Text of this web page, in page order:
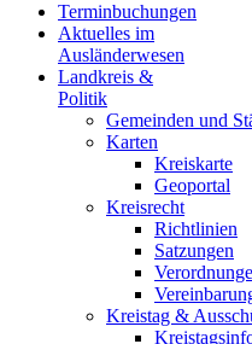
Terminbuchungen
Aktuelles im
Ausländerwesen
Landkreis &
Politik
Gemeinden und
Karten
Kreiskarte
Geoportal
Kreisrecht
Richtlinien
Satzungen
Kreistag &